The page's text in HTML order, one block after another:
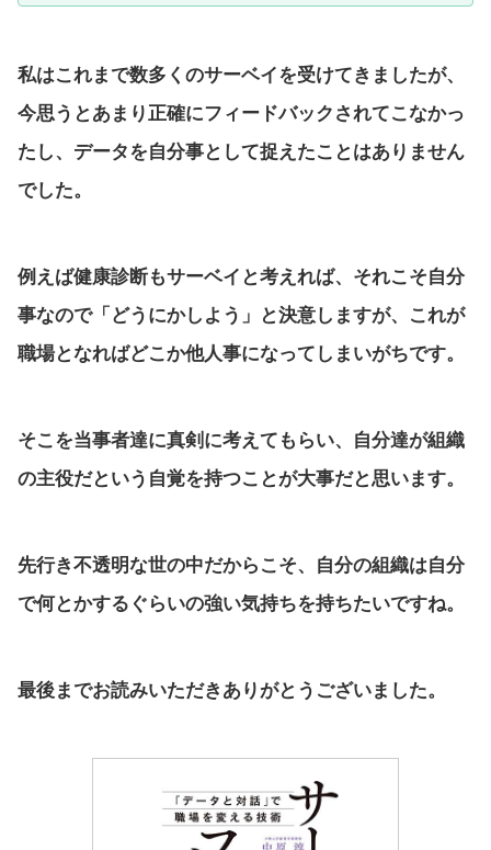
私はこれまで数多くのサーベイを受けてきましたが、
今思うとあまり正確にフィードバックされてこなかっ
たし、データを自分事として捉えたことはありません
でした。
例えば健康診断もサーベイと考えれば、それこそ自分
事なので「どうにかしよう」と決意しますが、これが
職場となればどこか他人事になってしまいがちです。
そこを当事者達に真剣に考えてもらい、自分達が組織
の主役だという自覚を持つことが大事だと思います。
先行き不透明な世の中だからこそ、自分の組織は自分
で何とかするぐらいの強い気持ちを持ちたいですね。
最後までお読みいただきありがとうございました。